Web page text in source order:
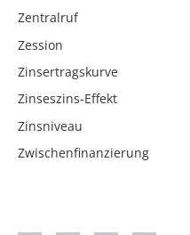
Zentralruf
Zession
Zinsertragskurve
Zinseszins-Effekt
Zinsniveau
Zwischenfinanzierung